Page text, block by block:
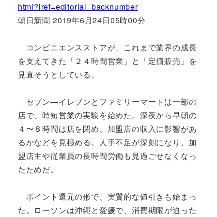
html?iref=editorial_backnumber
朝日新聞 2019年6月24日05時00分
コンビニエンスストアが、これまで業界の成長
を支えてきた「２４時間営業」と「定価販売」を
見直そうとしている。
セブン―イレブンとファミリーマートは一部の
店で、時短営業の実験を始めた。深夜から早朝の
４〜８時間は店を閉め、加盟店の収入に影響があ
るかなどを見極める。人手不足が深刻になり、加
盟店主や従業員の長時間労働も見過ごせなくなっ
たためだ。
ポイント還元の形で、実質的な値引きも始まっ
た。ローソンは沖縄と愛媛で、消費期限が迫った